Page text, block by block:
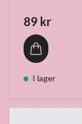
89 kr
I lager